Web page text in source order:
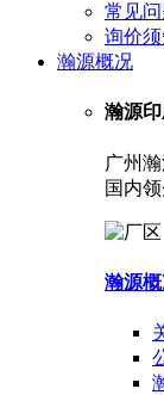
常见
询价
瀚源概况
瀚源
广州
国内
瀚源